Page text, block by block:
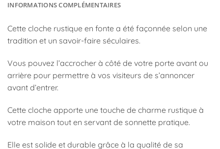
INFORMATIONS COMPLÉMENTAIRES
Cette cloche rustique en fonte a été façonnée selon une
tradition et un savoir-faire séculaires.
Vous pouvez l’accrocher à côté de votre porte avant ou
arrière pour permettre à vos visiteurs de s’annoncer
avant d’entrer.
Cette cloche apporte une touche de charme rustique à
votre maison tout en servant de sonnette pratique.
Elle est solide et durable grâce à la qualité de sa